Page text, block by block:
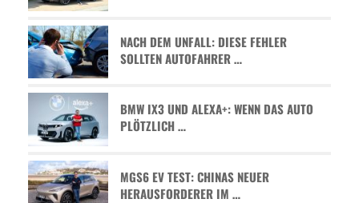
NACH DEM UNFALL: DIESE FEHLER
SOLLTEN AUTOFAHRER …
BMW IX3 UND ALEXA+: WENN DAS AUTO
PLÖTZLICH …
MGS6 EV TEST: CHINAS NEUER
HERAUSFORDERER IM …